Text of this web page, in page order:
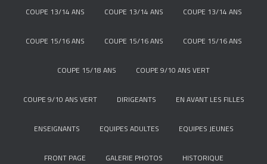
COUPE 13/14 ANS COUPE 13/14 ANS COUPE 13/14 ANS
COUPE 15/16 ANS COUPE 15/16 ANS COUPE 15/16 ANS
COUPE 15/18 ANS COUPE 9/10 ANS VERT
COUPE 9/10 ANS VERT DIRIGEANTS EN AVANT LES FILLES
ENSEIGNANTS EQUIPES ADULTES EQUIPES JEUNES
FRONT PAGE GALERIE PHOTOS HISTORIQUE